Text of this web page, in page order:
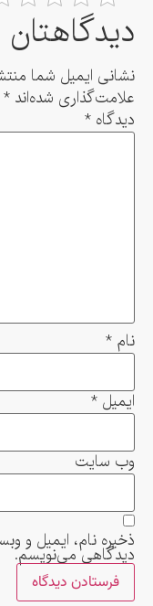
دیدگاهتان
نشانی ایمیل شما
علامت‌گذاری شده‌اند *
دیدگاه *
نام *
ایمیل *
وب‌ سایت
ذخیره نام، ایمیل و
دیدگاهی می‌نویسم.